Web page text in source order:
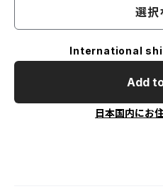
選択
International
Add
日本国内にお